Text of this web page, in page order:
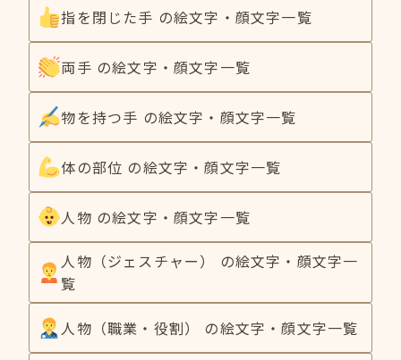
指を閉じた手 の絵文字・顔文字一覧
両手 の絵文字・顔文字一覧
物を持つ手 の絵文字・顔文字一覧
体の部位 の絵文字・顔文字一覧
人物 の絵文字・顔文字一覧
人物（ジェスチャー） の絵文字・顔文字一
覧
人物（職業・役割） の絵文字・顔文字一覧